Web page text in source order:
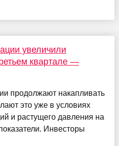
увеличили
квартале —
продолжают накапливать
это уже в условиях
и растущего давления на
Инвесторы